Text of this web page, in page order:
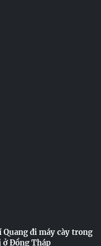
Quang đi máy cày trong
ở Đồng Tháp